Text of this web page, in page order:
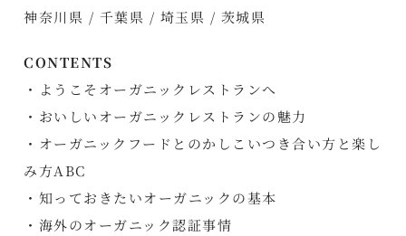
神奈川県 / 千葉県 / 埼玉県 / 茨城県
CONTENTS
・ようこそオーガニックレストランへ
・おいしいオーガニックレストランの魅力
・オーガニックフードとのかしこいつき合い方と楽し
み方ABC
・知っておきたいオーガニックの基本
・海外のオーガニック認証事情